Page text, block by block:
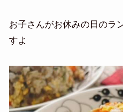
お子さんがお休みの日のラ
すよ